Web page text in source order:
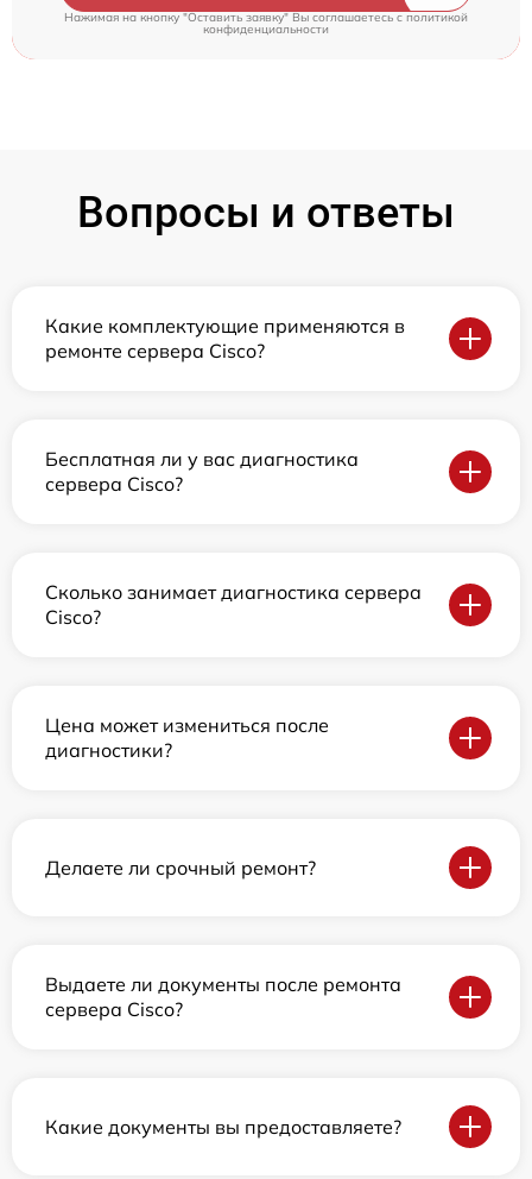
Нажимая на кнопку "Оставить заявку" Вы соглашаетесь c политикой
конфиденциальности
Вопросы и ответы
Какие комплектующие применяются в
ремонте сервера Cisco?
Бесплатная ли у вас диагностика
сервера Cisco?
Сколько занимает диагностика сервера
Cisco?
Цена может измениться после
диагностики?
Делаете ли срочный ремонт?
Выдаете ли документы после ремонта
сервера Cisco?
Какие документы вы предоставляете?